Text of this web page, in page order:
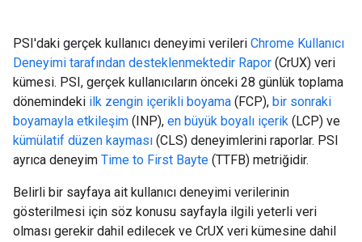
PSI'daki gerçek kullanıcı deneyimi verileri Chrome Kullanıcı
Deneyimi tarafından desteklenmektedir Rapor (CrUX) veri
kümesi. PSI, gerçek kullanıcıların önceki 28 günlük toplama
dönemindeki ilk zengin içerikli boyama (FCP), bir sonraki
boyamayla etkileşim (INP), en büyük boyalı içerik (LCP) ve
kümülatif düzen kayması (CLS) deneyimlerini raporlar. PSI
ayrıca deneyim Time to First Bayte (TTFB) metriğidir.
Belirli bir sayfaya ait kullanıcı deneyimi verilerinin
gösterilmesi için söz konusu sayfayla ilgili yeterli veri
olması gerekir dahil edilecek ve CrUX veri kümesine dahil